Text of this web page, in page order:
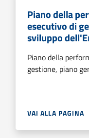
Piano della
esecutivo di
sviluppo
Piano della
gestione, piano
VAI ALLA PAGINA